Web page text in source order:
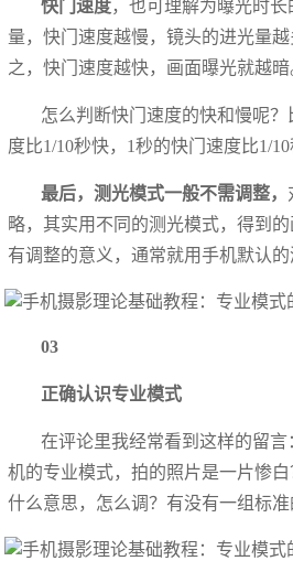
快门速度，也可理解为曝光时
量，快门速度越慢，镜头的进光量
之，快门速度越快，画面曝光就越暗
怎么判断快门速度的快和慢呢？
度比1/10秒快，1秒的快门速度比1/10
最后，测光模式一般不需调整，
略，其实用不同的测光模式，得到
有调整的意义，通常就用手机默认的
03
正确认识专业模式
在评论里我经常看到这样的留
机的专业模式，拍的照片是一片惨
什么意思，怎么调？有没有一组标准